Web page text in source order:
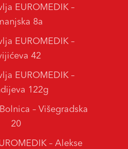
EUROMEDIK –
8a
EUROMEDIK –
42
EUROMEDIK –
122g
– Višegradska
20
– Alekse